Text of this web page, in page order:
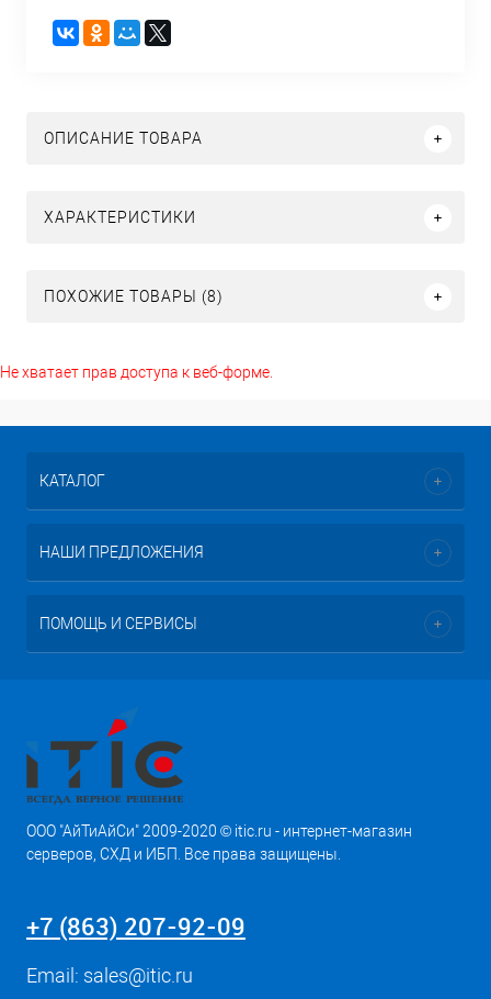
ОПИСАНИЕ ТОВАРА
ХАРАКТЕРИСТИКИ
ПОХОЖИЕ ТОВАРЫ (8)
Не хватает прав доступа к веб-форме.
КАТАЛОГ
НАШИ ПРЕДЛОЖЕНИЯ
ПОМОЩЬ И СЕРВИСЫ
ООО "АйТиАйСи" 2009-2020 © itic.ru - интернет-магазин
серверов, СХД и ИБП. Все права защищены.
+7 (863) 207-92-09
Email: sales@itic.ru